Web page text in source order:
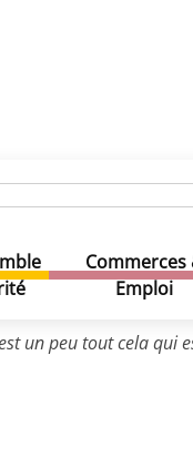
Commerces
Emploi
un peu tout cela qui